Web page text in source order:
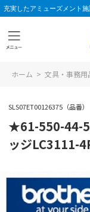
充実したアミューズメント
ホーム > 文具・事務用
SLS07ET00126375（品番）
★61-550-44-5
ッジLC3111-